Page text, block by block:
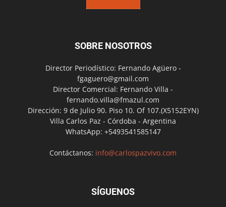
SOBRE NOSOTROS
Director Periodístico: Fernando Agüero -
fgaguero@gmail.com
Director Comercial: Fernando Villa -
fernando.villa@fmazul.com
Dirección: 9 de Julio 90. Piso 10. Of 107.(X5152EYN)
Villa Carlos Paz - Córdoba - Argentina
WhatsApp: +5493541585147
Contáctanos: info@carlospazvivo.com
SÍGUENOS